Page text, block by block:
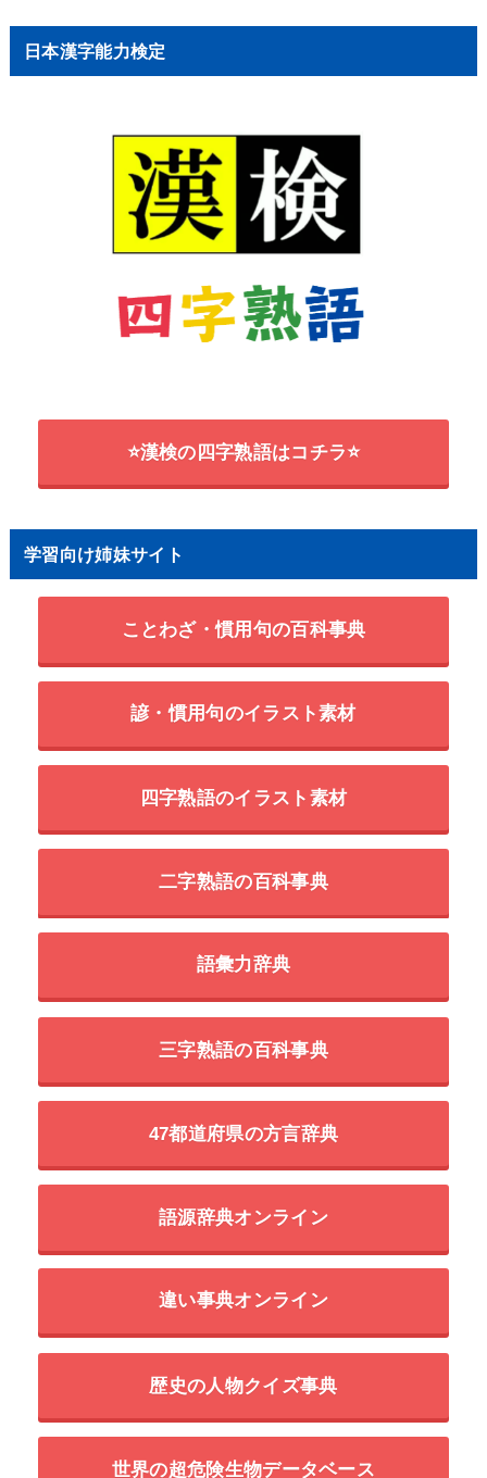
日本漢字能力検定
⭐漢検の四字熟語はコチラ⭐
学習向け姉妹サイト
ことわざ・慣用句の百科事典
諺・慣用句のイラスト素材
四字熟語のイラスト素材
二字熟語の百科事典
語彙力辞典
三字熟語の百科事典
47都道府県の方言辞典
語源辞典オンライン
違い事典オンライン
歴史の人物クイズ事典
世界の超危険生物データベース